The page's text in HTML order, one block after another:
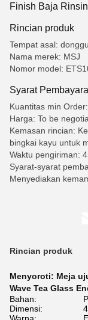
Finish Baja
Rincian produk
Tempat asal:
Nama merek: MSJ
Nomor model:
Syarat
Kuantitas min
Harga: To be
Kemasan rincian:
bingkai kayu untuk
Waktu pengiriman:
Syarat-syarat
Menyediakan
Rincian produk
Menyoroti: Meja
Wave Tea Glass
Bahan:
Dimensi: